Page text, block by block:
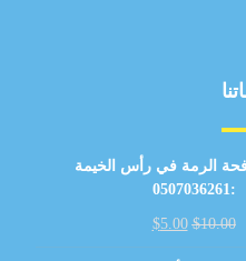
الرمة في رأس الخيمة
:0507036261
$10.00
$5.00